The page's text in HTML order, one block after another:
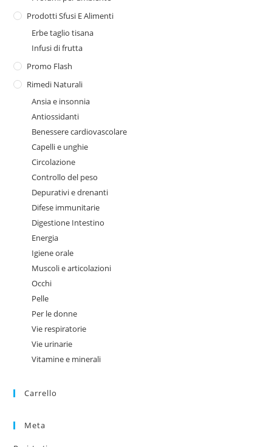
Prodotti Sfusi E Alimenti
Erbe taglio tisana
Infusi di frutta
Promo Flash
Rimedi Naturali
Ansia e insonnia
Antiossidanti
Benessere cardiovascolare
Capelli e unghie
Circolazione
Controllo del peso
Depurativi e drenanti
Difese immunitarie
Digestione Intestino
Energia
Igiene orale
Muscoli e articolazioni
Occhi
Pelle
Per le donne
Vie respiratorie
Vie urinarie
Vitamine e minerali
Carrello
Meta